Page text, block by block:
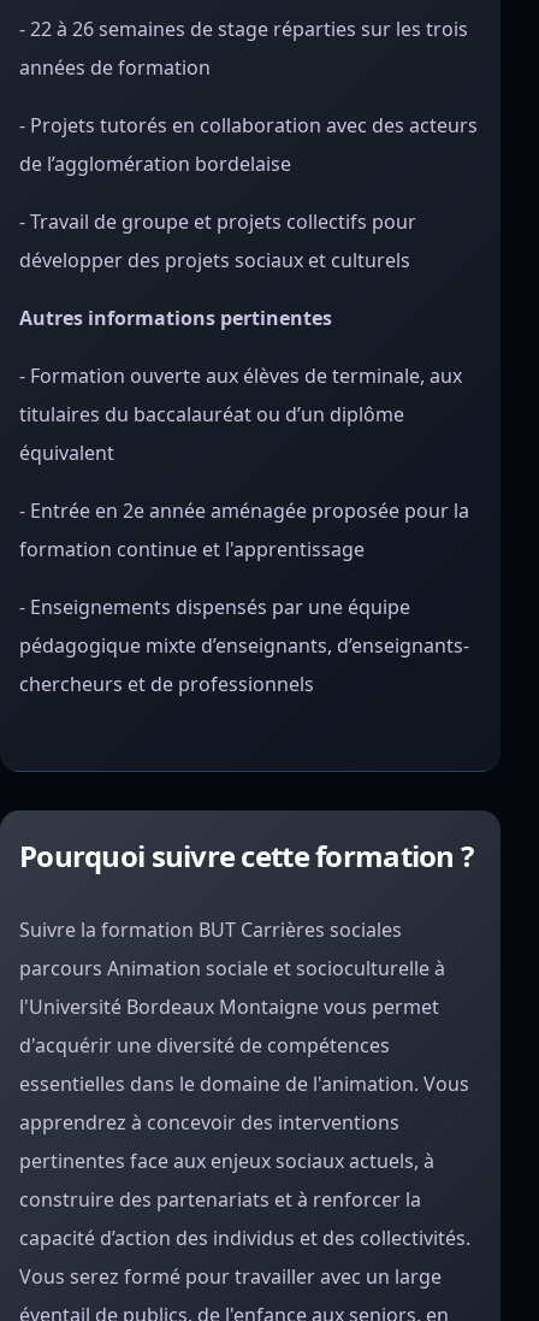
- 22 à 26 semaines de stage réparties sur les trois
années de formation
- Projets tutorés en collaboration avec des acteurs
de l’agglomération bordelaise
- Travail de groupe et projets collectifs pour
développer des projets sociaux et culturels
Autres informations pertinentes
- Formation ouverte aux élèves de terminale, aux
titulaires du baccalauréat ou d’un diplôme
équivalent
- Entrée en 2e année aménagée proposée pour la
formation continue et l'apprentissage
- Enseignements dispensés par une équipe
pédagogique mixte d’enseignants, d’enseignants-
chercheurs et de professionnels
Pourquoi suivre cette formation ?
Suivre la formation BUT Carrières sociales
parcours Animation sociale et socioculturelle à
l'Université Bordeaux Montaigne vous permet
d'acquérir une diversité de compétences
essentielles dans le domaine de l'animation. Vous
apprendrez à concevoir des interventions
pertinentes face aux enjeux sociaux actuels, à
construire des partenariats et à renforcer la
capacité d’action des individus et des collectivités.
Vous serez formé pour travailler avec un large
éventail de publics, de l'enfance aux seniors, en